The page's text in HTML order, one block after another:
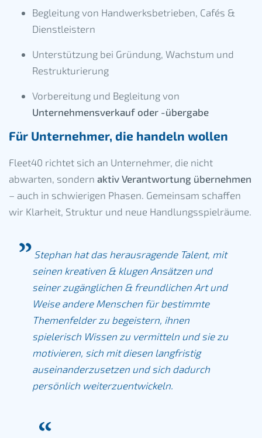
Begleitung von Handwerksbetrieben, Cafés &
Dienstleistern
Unterstützung bei Gründung, Wachstum und
Restrukturierung
Vorbereitung und Begleitung von
Unternehmensverkauf oder -übergabe
Für Unternehmer, die handeln wollen
Fleet40 richtet sich an Unternehmer, die nicht
abwarten, sondern aktiv Verantwortung übernehmen
– auch in schwierigen Phasen. Gemeinsam schaffen
wir Klarheit, Struktur und neue Handlungsspielräume.
Stephan hat das herausragende Talent, mit
seinen kreativen & klugen Ansätzen und
seiner zugänglichen & freundlichen Art und
Weise andere Menschen für bestimmte
Themenfelder zu begeistern, ihnen
spielerisch Wissen zu vermitteln und sie zu
motivieren, sich mit diesen langfristig
auseinanderzusetzen und sich dadurch
persönlich weiterzuentwickeln.